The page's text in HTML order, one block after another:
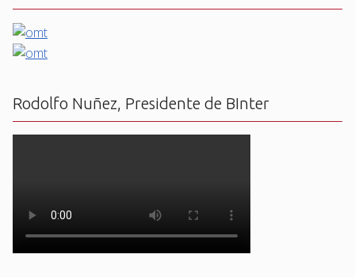
Rodolfo Nuñez, Presidente de BInter